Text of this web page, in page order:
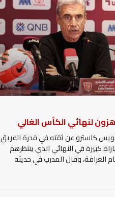
لنهائي الكأس الغالي
كاسترو عن ثقته في قدرة الفريق
كبيرة في النهائي الذي ينتظرهم
الغرافة، وقال المدرب في حديثه